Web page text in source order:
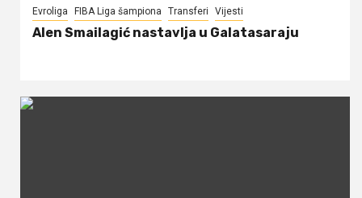
Evroliga FIBA Liga šampiona Transferi Vijesti
Alen Smailagić nastavlja u Galatasaraju